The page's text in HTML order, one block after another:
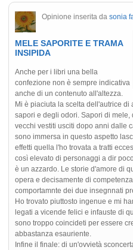
Opinione inserita da sonia
MELE SAPORITE E TRAMA
INSIPIDA
Anche per i libri una bella
confezione non è sempre indicativa
anche di un contenuto all'altezza.
Mi è piaciuta la scelta dell'autrice
sapori e degli odori. Sapori di
vecchi vestiti usciti dopo anni dalle
sono immersa in questo aspetto
effetti quella l'ho trovata a tratti
così elevato di personaggi a dir
è un azzardo. Le storie d'amore di
opera e decisamente di
comportamnte dei due insegnnati
Ho trovato piuttosto ingenue e mi
legati a vicende felici e infauste di
sono troppo coincideti per essere
abbastanza esauriente.
Infine il finale: di un'ovvietà